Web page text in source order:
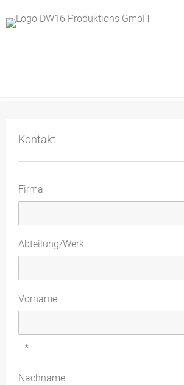
Kontakt
Firma
Abteilung/Werk
Vorname
*
Nachname